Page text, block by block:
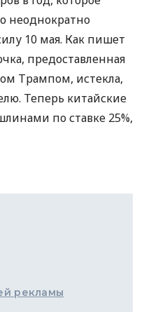
неоднократно
10 мая. Как пишет
предоставленная
Трампом, истекла,
Теперь китайские
по ставке 25%,
рекламы